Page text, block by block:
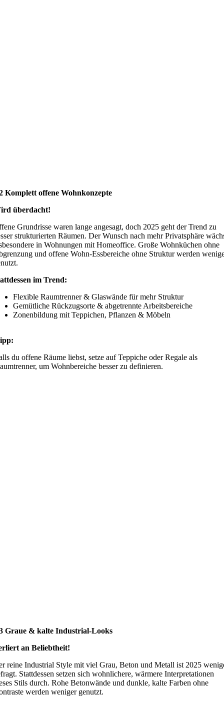
Komplett offene Wohnkonzepte
überdacht!
Grundrisse waren lange angesagt, doch 2025 geht der Trend zu
strukturierten Räumen. Der Wunsch nach mehr Privatsphäre
in Wohnungen mit Homeoffice. Große Wohnküchen ohne
und offene Wohn-Essbereiche ohne Struktur werden
im Trend:
Flexible Raumtrenner & Glaswände für mehr Struktur
Gemütliche Rückzugsorte & abgetrennte Arbeitsbereiche
Zonenbildung mit Teppichen, Pflanzen & Möbeln
du offene Räume liebst, setze auf Teppiche oder Regale als
um Wohnbereiche besser zu definieren.
Graue & kalte Industrial-Looks
an Beliebtheit!
reine Industrial Style mit viel Grau, Beton und Metall ist 2025
Stattdessen setzen sich wohnlichere, wärmere Interpretationen
Stils durch. Rohe Betonwände und dunkle, kalte Farben ohne
werden weniger genutzt.